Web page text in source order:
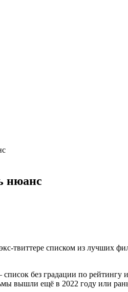
нюанс
твиттере списком из лучших
без градации по рейтингу
вышли ещё в 2022 году или